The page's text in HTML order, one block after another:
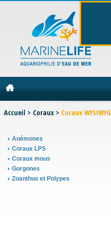
Accueil > Coraux > Coraux WYSIWYG
Anémones
Coraux LPS
Coraux mous
Gorgones
Zoanthus et Polypes